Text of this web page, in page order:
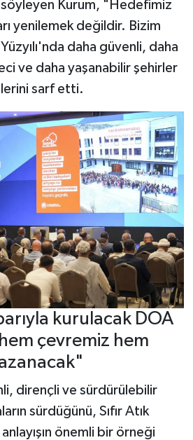
Kurum, "Hedefimiz
yenilemek değildir. Bizim
daha güvenli, daha
ve daha yaşanabilir şehirler
sarf etti.
kurulacak DOA
çevremiz hem
dirençli ve sürdürülebilir
sürdüğünü, Sıfır Atık
önemli bir örneği